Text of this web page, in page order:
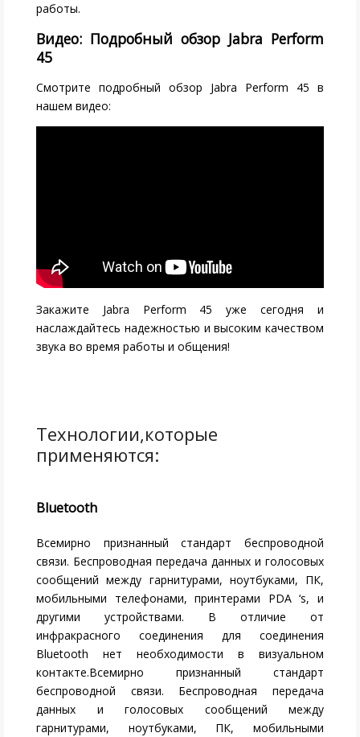
работы.
Видео: Подробный обзор Jabra Perform
45
Смотрите подробный обзор Jabra Perform 45 в
нашем видео:
Закажите Jabra Perform 45 уже сегодня и
наслаждайтесь надежностью и высоким качеством
звука во время работы и общения!
Bluetooth
Всемирно признанный стандарт беспроводной
связи. Беспроводная передача данных и голосовых
сообщений между гарнитурами, ноутбуками, ПК,
мобильными телефонами, принтерами PDA ‘s, и
другими устройствами. В отличие от
инфракрасного соединения для соединения
Bluetooth нет необходимости в визуальном
контакте.Всемирно признанный стандарт
беспроводной связи. Беспроводная передача
данных и голосовых сообщений между
гарнитурами, ноутбуками, ПК, мобильными